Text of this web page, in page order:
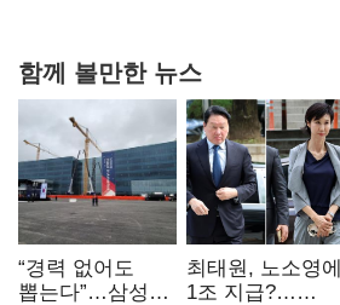
함께 볼만한 뉴스
“경력 없어도
뽑는다”…삼성
최태원, 노소영에
1조 지급?…